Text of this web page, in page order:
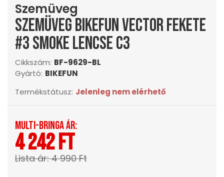
Szemüveg
Szemüveg bikefun vector fekete
#3 smoke lencse c3
Cikkszám: BF-9629-BL
Gyártó: BIKEFUN
Termékstátusz: Jelenleg nem elérhető
Multi-Bringa ár:
4 242 Ft
Lista ár: 4 990 Ft